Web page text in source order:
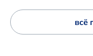
всё